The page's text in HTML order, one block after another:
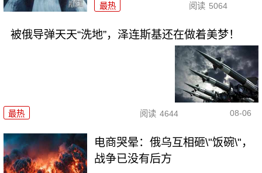
最热 阅读 5064
被俄导弹天天“洗地”，泽连斯基还在做着美梦！
最热 阅读 4644 08-06
电商哭晕：俄乌互相砸\"饭碗\"，
战争已没有后方